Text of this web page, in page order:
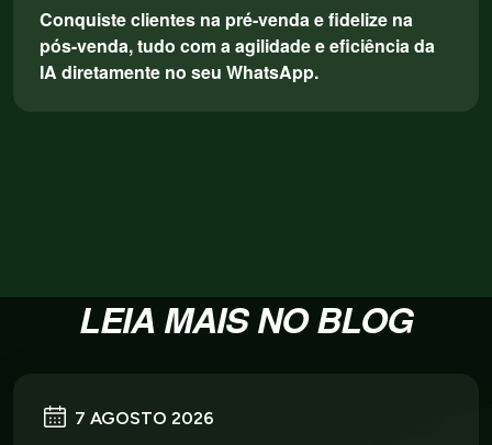
Conquiste clientes na pré-venda e fidelize na
pós-venda, tudo com a agilidade e eficiência da
IA diretamente no seu WhatsApp.
LEIA MAIS NO BLOG
7 AGOSTO 2026